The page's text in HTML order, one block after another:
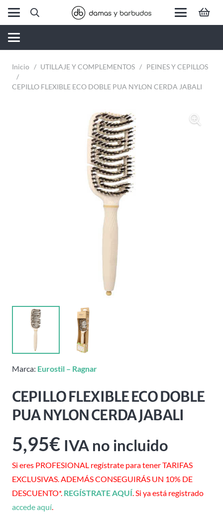
Inicio / UTILLAJE Y COMPLEMENTOS / PEINES Y CEPILLOS
/
CEPILLO FLEXIBLE ECO DOBLE PUA NYLON CERDA JABALI
Marca: Eurostil – Ragnar
CEPILLO FLEXIBLE ECO DOBLE
PUA NYLON CERDA JABALI
5,95€ IVA no incluido
Si eres PROFESIONAL regístrate para tener TARIFAS
EXCLUSIVAS. ADEMÁS CONSEGUIRÁS UN 10% DE
DESCUENTO*. REGÍSTRATE AQUÍ. Si ya está registrado
accede aquí.